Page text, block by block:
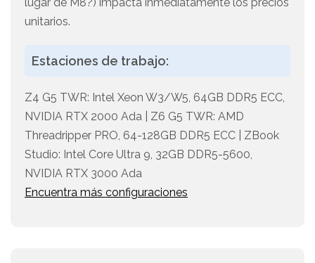
unitarios.
Estaciones de trabajo:
Z4 G5 TWR: Intel Xeon W3/W5, 64GB DDR5 ECC,
NVIDIA RTX 2000 Ada | Z6 G5 TWR: AMD
Threadripper PRO, 64-128GB DDR5 ECC | ZBook
Studio: Intel Core Ultra 9, 32GB DDR5-5600,
NVIDIA RTX 3000 Ada
Encuentra más configuraciones